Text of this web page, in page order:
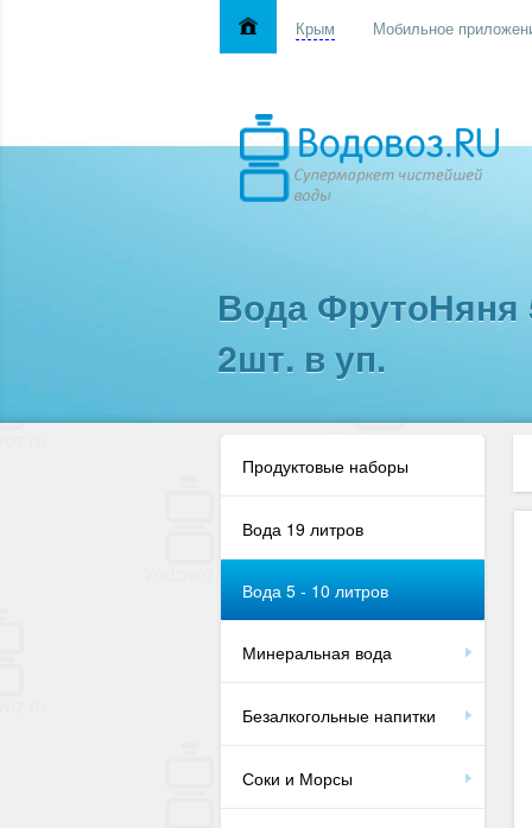
Крым Мобильное
Вода ФрутоНяня
2шт. в уп.
Продуктовые наборы
Вода 19 литров
Вода 5 - 10 литров
Минеральная вода
Безалкогольные напитки
Соки и Морсы